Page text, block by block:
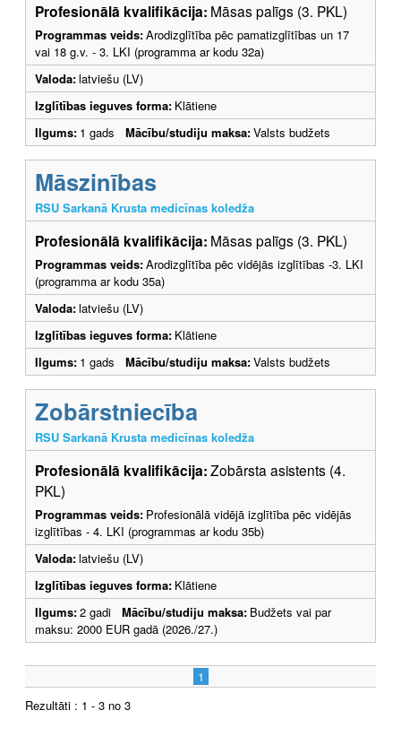
Profesionālā kvalifikācija: Māsas palīgs (3. PKL)
Programmas veids:Arodizglītība pēc pamatizglītības un 17
vai 18 g.v. - 3. LKI (programma ar kodu 32a)
Valoda:latviešu (LV)
Izglītības ieguves forma: Klātiene
Ilgums: 1 gads Mācību/studiju maksa:Valsts budžets
Māszinības
RSU Sarkanā Krusta medicīnas koledža
Profesionālā kvalifikācija: Māsas palīgs (3. PKL)
Programmas veids:Arodizglītība pēc vidējās izglītības -3. LKI
(programma ar kodu 35a)
Valoda:latviešu (LV)
Izglītības ieguves forma: Klātiene
Ilgums: 1 gads Mācību/studiju maksa:Valsts budžets
Zobārstniecība
RSU Sarkanā Krusta medicīnas koledža
Profesionālā kvalifikācija:Zobārsta asistents (4.
PKL)
Programmas veids: Profesionālā vidējā izglītība pēc vidējās
izglītības - 4. LKI (programmas ar kodu 35b)
Valoda:latviešu (LV)
Izglītības ieguves forma: Klātiene
Ilgums:2 gadi Mācību/studiju maksa: Budžets vai par
maksu: 2000 EUR gadā (2026./27.)
1
Rezultāti : 1 - 3 no 3